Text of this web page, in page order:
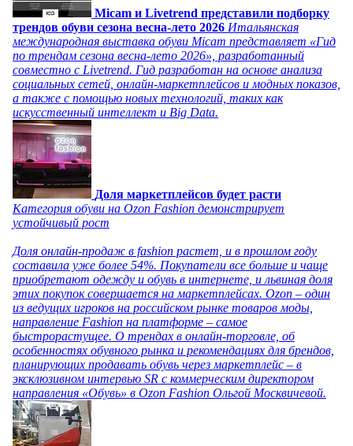
Micam и Livetrend представили подборку
трендов обуви сезона весна-лето 2026 Итальянская
международная выставка обуви Micam представляет «Гид
по трендам сезона весна-лето 2026», разработанный
совместно с Livetrend. Гид разработан на основе анализа
социальных сетей, онлайн-маркетплейсов и модных показов,
а также с помощью новых технологий, таких как
искусственный интеллект и Big Data.
Доля маркетплейсов будет расти
Категория обуви на Ozon Fashion демонстрирует
устойчивый рост
Доля онлайн-продаж в fashion растет, и в прошлом году
составила уже более 54%. Покупатели все больше и чаще
приобретают одежду и обувь в интернете, и львиная доля
этих покупок совершается на маркетплейсах. Ozon – один
из ведущих игроков на российском рынке товаров моды,
направление Fashion на платформе – самое
быстрорастущее. О трендах в онлайн-торговле, об
особенностях обувного рынка и рекомендациях для брендов,
планирующих продавать обувь через маркетплейс – в
эксклюзивном интервью SR с коммерческим директором
направления «Обувь» в Ozon Fashion Ольгой Москвичевой.